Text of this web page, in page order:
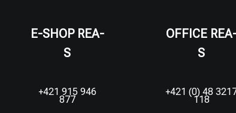
E-SHOP REA-
S
+421 915 946
877
OFFICE
S
+421 (0) 48
118